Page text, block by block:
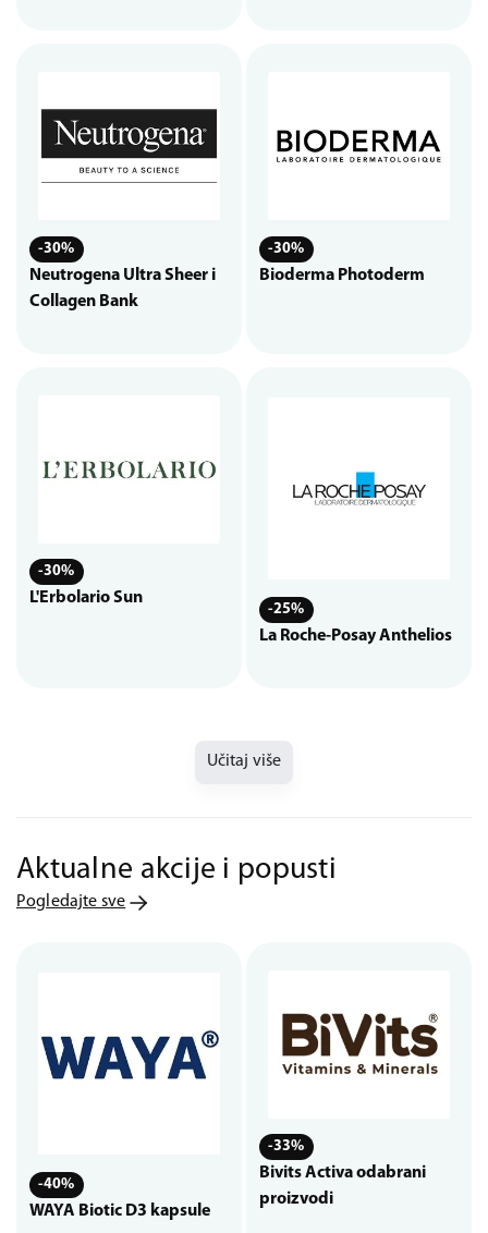
-30%
Neutrogena Ultra Sheer i
Collagen Bank
-30%
Bioderma Photoderm
-30%
L'Erbolario Sun
-25%
La Roche-Posay Anthelios
Učitaj više
Aktualne akcije i popusti
Pogledajte sve
-40%
WAYA Biotic D3 kapsule
-33%
Bivits Activa odabrani
proizvodi